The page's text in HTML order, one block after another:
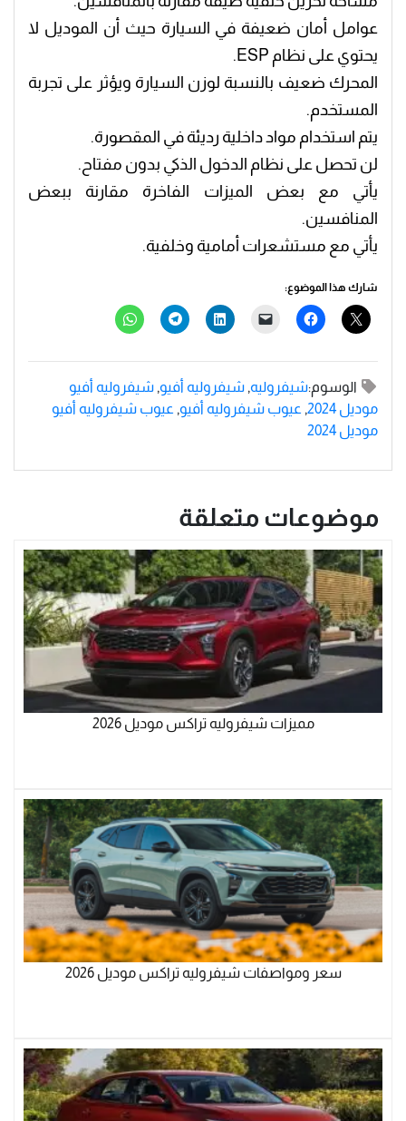
عوامل أمان ضعيفة في السيارة حيث أن الموديل لا
يحتوي على نظام ESP.
المحرك ضعيف بالنسبة لوزن السيارة ويؤثر على تجربة
المستخدم.
يتم استخدام مواد داخلية رديئة في المقصورة.
لن تحصل على نظام الدخول الذكي بدون مفتاح.
يأتي مع بعض الميزات الفاخرة مقارنة ببعض
المنافسين.
يأتي مع مستشعرات أمامية وخلفية.
شارك هذا الموضوع:
الوسوم:شيفروليه, شيفروليه أفيو, شيفروليه أفيو
موديل 2024
, عيوب شيفروليه أفيو, عيوب شيفروليه أفيو
موديل 2024
موضوعات متعلقة
مميزات شيفروليه تراكس موديل 2026
سعر ومواصفات شيفروليه تراكس موديل 2026